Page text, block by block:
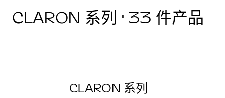
CLARON 系列 · 33 件产品
CLARON 系列